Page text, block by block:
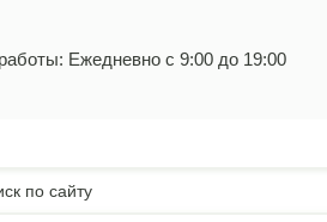
Ежедневно с 9:00 до 19:00